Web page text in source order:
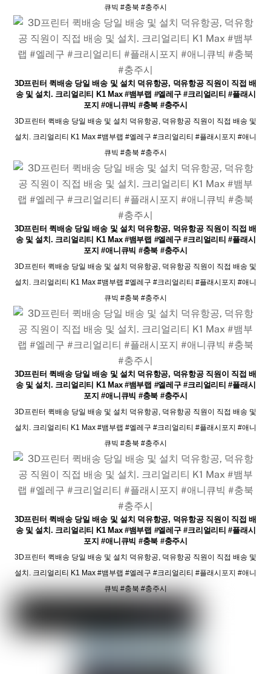
큐빅 #충북 #충주시
3D프린터 퀵배송 당일 배송 및 설치 덕유항공, 덕유항공 직원이 직접 배
송 및 설치. 크리얼리티 K1 Max #뱀부랩 #엘레구 #크리얼리티 #플래시
포지 #애니큐빅 #충북 #충주시
3D프린터 퀵배송 당일 배송 및 설치 덕유항공, 덕유항공 직원이 직접 배송 및
설치. 크리얼리티 K1 Max #뱀부랩 #엘레구 #크리얼리티 #플래시포지 #애니
큐빅 #충북 #충주시
3D프린터 퀵배송 당일 배송 및 설치 덕유항공, 덕유항공 직원이 직접 배
송 및 설치. 크리얼리티 K1 Max #뱀부랩 #엘레구 #크리얼리티 #플래시
포지 #애니큐빅 #충북 #충주시
3D프린터 퀵배송 당일 배송 및 설치 덕유항공, 덕유항공 직원이 직접 배송 및
설치. 크리얼리티 K1 Max #뱀부랩 #엘레구 #크리얼리티 #플래시포지 #애니
큐빅 #충북 #충주시
3D프린터 퀵배송 당일 배송 및 설치 덕유항공, 덕유항공 직원이 직접 배
송 및 설치. 크리얼리티 K1 Max #뱀부랩 #엘레구 #크리얼리티 #플래시
포지 #애니큐빅 #충북 #충주시
3D프린터 퀵배송 당일 배송 및 설치 덕유항공, 덕유항공 직원이 직접 배송 및
설치. 크리얼리티 K1 Max #뱀부랩 #엘레구 #크리얼리티 #플래시포지 #애니
큐빅 #충북 #충주시
3D프린터 퀵배송 당일 배송 및 설치 덕유항공, 덕유항공 직원이 직접 배
송 및 설치. 크리얼리티 K1 Max #뱀부랩 #엘레구 #크리얼리티 #플래시
포지 #애니큐빅 #충북 #충주시
3D프린터 퀵배송 당일 배송 및 설치 덕유항공, 덕유항공 직원이 직접 배송 및
설치. 크리얼리티 K1 Max #뱀부랩 #엘레구 #크리얼리티 #플래시포지 #애니
큐빅 #충북 #충주시